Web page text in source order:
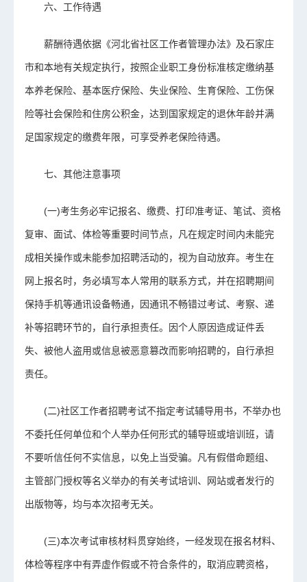
六、工作待遇
薪酬待遇依据《河北省社区工作者管理办法》及石家庄
市和本地有关规定执行，按照企业职工身份标准核定缴纳基
本养老保险、基本医疗保险、失业保险、生育保险、工伤保
险等社会保险和住房公积金，达到国家规定的退休年龄并满
足国家规定的缴费年限，可享受养老保险待遇。
七、其他注意事项
(一)考生务必牢记报名、缴费、打印准考证、笔试、资格
复审、面试、体检等重要时间节点，凡在规定时间内未能完
成相关操作或未能参加招聘活动的，视为自动放弃。考生在
网上报名时，务必填写本人常用的联系方式，并在招聘期间
保持手机等通讯设备畅通，因通讯不畅错过考试、考察、递
补等招聘环节的，自行承担责任。因个人原因造成证件丢
失、被他人盗用或信息被恶意篡改而影响招聘的，自行承担
责任。
(二)社区工作者招聘考试不指定考试辅导用书，不举办也
不委托任何单位和个人举办任何形式的辅导班或培训班，请
不要听信任何不实信息，以免上当受骗。凡有假借命题组、
主管部门授权等名义举办的有关考试培训、网站或者发行的
出版物等，均与本次招考无关。
(三)本次考试审核材料贯穿始终，一经发现在报名材料、
体检等程序中有弄虚作假或不符合条件的，取消应聘资格，